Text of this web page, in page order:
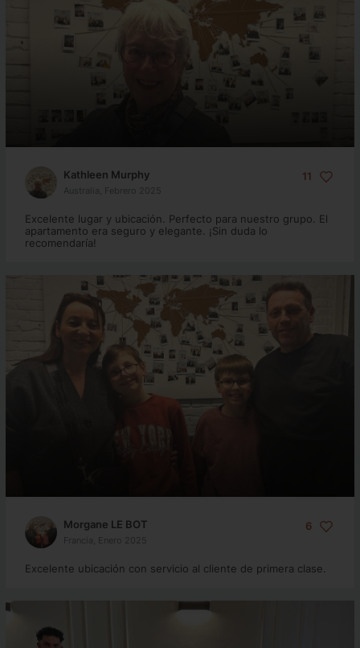
Kathleen Murphy 11
Australia, Febrero 2025
Excelente lugar y ubicación. Perfecto para nuestro grupo. El
apartamento era seguro y elegante. ¡Sin duda lo
recomendaría!
Morgane LE BOT 6
Francia, Enero 2025
Excelente ubicación con servicio al cliente de primera clase.